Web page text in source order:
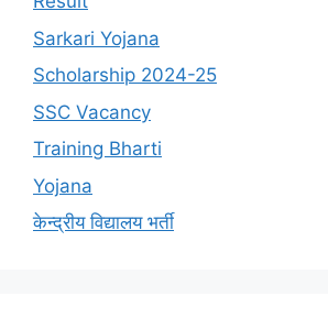
Sarkari Yojana
Scholarship 2024-25
SSC Vacancy
Training Bharti
Yojana
केन्द्रीय विद्यालय भर्ती